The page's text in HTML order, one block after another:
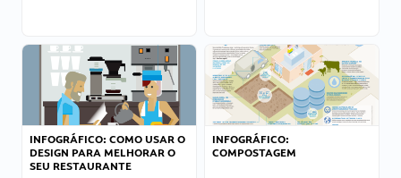
INFOGRÁFICO: COMO USAR O
DESIGN PARA MELHORAR O
SEU RESTAURANTE
INFOGRÁFICO:
COMPOSTAGEM